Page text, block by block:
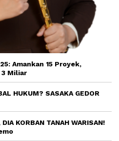
Amankan 15 Proyek,
3 Miliar
HUKUM? SASAKA GEDOR
KORBAN TANAH WARISAN!